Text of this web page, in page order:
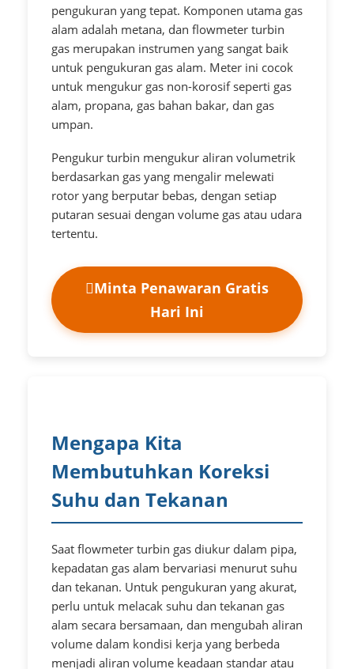
pengukuran yang tepat. Komponen utama gas
alam adalah metana, dan flowmeter turbin
gas merupakan instrumen yang sangat baik
untuk pengukuran gas alam. Meter ini cocok
untuk mengukur gas non-korosif seperti gas
alam, propana, gas bahan bakar, dan gas
umpan.
Pengukur turbin mengukur aliran volumetrik
berdasarkan gas yang mengalir melewati
rotor yang berputar bebas, dengan setiap
putaran sesuai dengan volume gas atau udara
tertentu.
Minta Penawaran Gratis
Hari Ini
Mengapa Kita
Membutuhkan Koreksi
Suhu dan Tekanan
Saat flowmeter turbin gas diukur dalam pipa,
kepadatan gas alam bervariasi menurut suhu
dan tekanan. Untuk pengukuran yang akurat,
perlu untuk melacak suhu dan tekanan gas
alam secara bersamaan, dan mengubah aliran
volume dalam kondisi kerja yang berbeda
menjadi aliran volume keadaan standar atau